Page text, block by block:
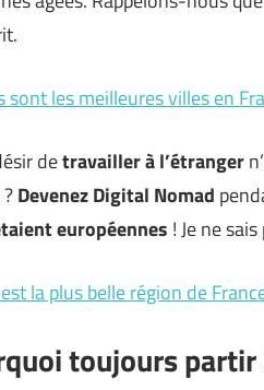
sont les meilleures villes en
detravailler à l’étranger
Devenez Digital Nomad
européennes ! Je ne
la plus belle région de
toujours partir